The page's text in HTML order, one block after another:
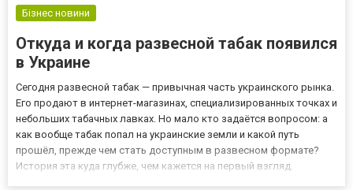
Бізнес новини
Откуда и когда развесной табак появился
в Украине
Сегодня развесной табак — привычная часть украинского рынка.
Его продают в интернет-магазинах, специализированных точках и
небольших табачных лавках. Но мало кто задаётся вопросом: а
как вообще табак попал на украинские земли и какой путь
прошёл, прежде чем стать доступным в развесном формате?
История эта куда глубже, чем кажется на первый взгляд.